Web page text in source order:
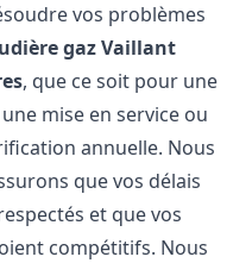
vos problèmes
gaz Vaillant
, que ce soit pour une
mise en service ou
annuelle. Nous
que vos délais
et que vos
compétitifs. Nous